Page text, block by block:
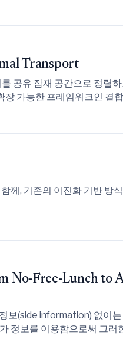
Transport
공유 잠재 공간으로 정렬
가능한 프레임워크인 결
.
께, 기존의 이진화 기반 방
No-Free-Lunch to
보(side information) 없이
정보를 이용함으로써 그러